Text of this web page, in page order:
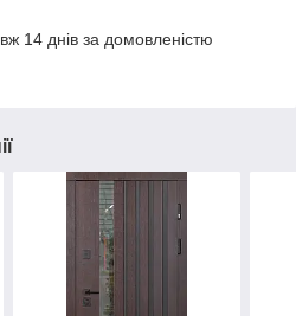
14 днів за домовленістю